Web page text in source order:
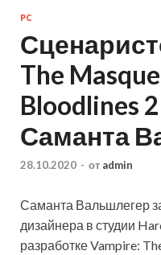
PC
The
Bloodlines
Саманта
28.10.2020 - от admin
Саманта Вальшлегер
дизайнера в студии
разработке Vampire: